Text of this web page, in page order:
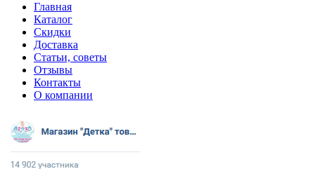
Главная
Каталог
Скидки
Доставка
Статьи, советы
Отзывы
Контакты
О компании